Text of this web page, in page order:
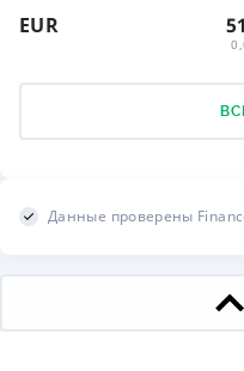
EUR
Данные проверены